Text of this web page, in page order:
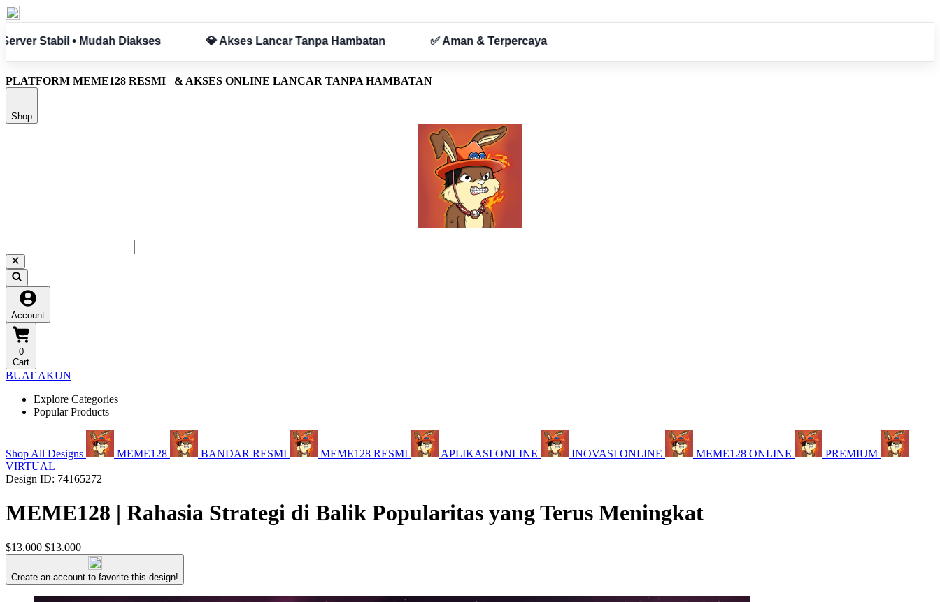
Hambatan ✅ Aman & Terpercaya
PLATFORM MEME128 RESMI & AKSES ONLINE LANCAR TANPA HAMBATAN
Shop
Account
0
Cart
BUAT AKUN
Explore Categories
Popular Products
Shop All Designs MEME128 BANDAR RESMI MEME128 RESMI APLIKASI ONLINE INOVASI ONLINE MEME128 ONLINE
PREMIUM
VIRTUAL
Design ID: 74165272
MEME128 | Rahasia Strategi di Balik Popularitas yang Terus Meningkat
$13.000 $13.000
Create an account to favorite this design!